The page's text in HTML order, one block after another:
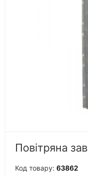
Повітряна
Код товару: 63862